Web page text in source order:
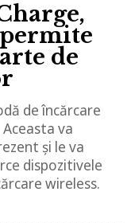
de
de încărcare
va
și le va
dispozitivele
wireless.